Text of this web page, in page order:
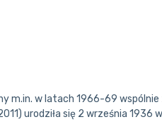
m.in. w latach 1966-69 wspólnie
urodziła się 2 września 1936